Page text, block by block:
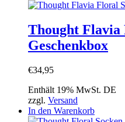
Thought Flavia
Geschenkbox
€34,95
Enthält 19% MwSt. DE
zzgl. Versand
In den Warenkorb